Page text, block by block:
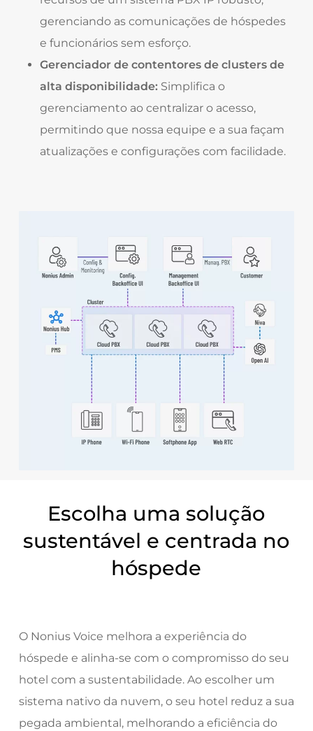
gerenciando as comunicações de hóspedes
e funcionários sem esforço.
Gerenciador de contentores de clusters de
alta disponibilidade:Simplifica o
gerenciamento ao centralizar o acesso,
permitindo que nossa equipe e a sua façam
atualizações e configurações com facilidade.
Escolha uma solução
sustentável e centrada no
hóspede
O Nonius Voice melhora a experiência do
hóspede e alinha-se com o compromisso do seu
hotel com a sustentabilidade. Ao escolher um
sistema nativo da nuvem, o seu hotel reduz a sua
pegada ambiental, melhorando a eficiência do